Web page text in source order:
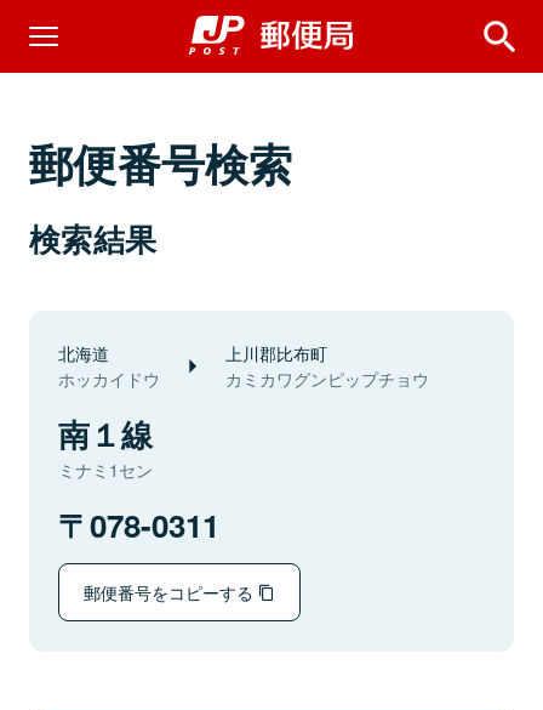
郵便番号検索
検索結果
北海道
ホッカイドウ
上川郡比布町
カミカワグンピップチョウ
南１線
ミナミ1セン
078-0311
郵便番号をコピーする